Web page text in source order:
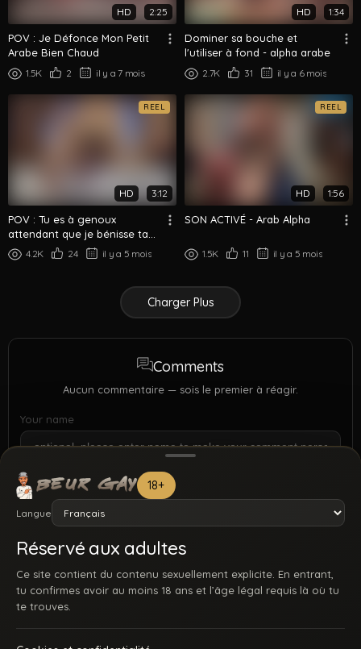
18+
Langue
Réservé aux adultes
Ce site contient du contenu sexuellement explicite. En entrant,
tu confirmes avoir au moins 18 ans et l’âge légal requis là où tu
te trouves.
HD 2:25
POV : Je Défonce Mon Petit
Arabe Bien Chaud
1.5K 2 il y a 7 mois
HD 1:34
Dominer sa bouche et
l'utiliser à fond - alpha arabe
2.7K 31 il y a 6 mois
REEL
HD 3:12
POV : Tu es à genoux
attendant que je bénisse ta
gorge et tu m'en remercies -
Alph...
4.2K 24 il y a 5 mois
REEL
HD 1:56
SON ACTIVÉ - Arab Alpha
1.5K 11 il y a 5 mois
Charger Plus
Comments
Aucun commentaire — sois le premier à réagir.
Your name